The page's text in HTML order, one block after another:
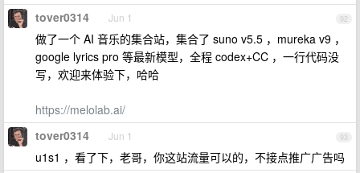
92
tover0314 Jun 1
做了一个 AI 音乐的集合站，集合了 suno v5.5 ，mureka v9 ，
google lyrics pro 等最新模型，全程 codex+CC ，一行代码没
写，欢迎来体验下，哈哈
https://melolab.ai/
93
tover0314 Jun 1
u1s1 ，看了下，老哥，你这站流量可以的，不接点推广广告吗